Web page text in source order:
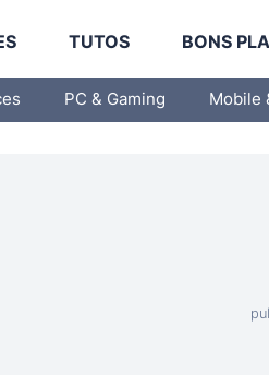
TUTOS BONS
PC & Gaming Mobile